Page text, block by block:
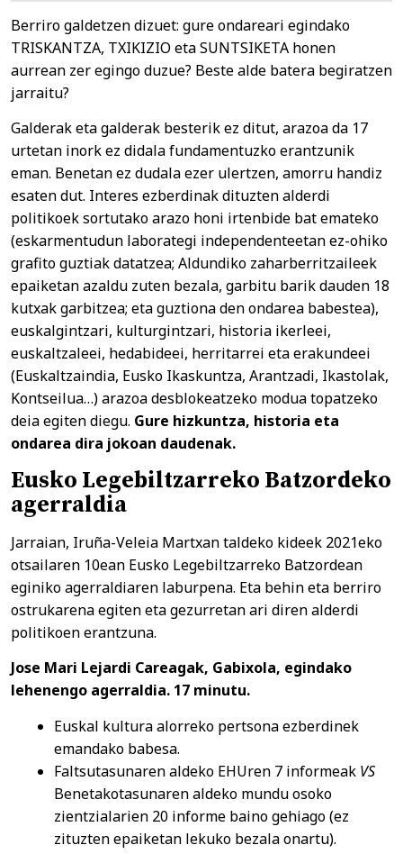
Berriro galdetzen dizuet: gure ondareari egindako
TRISKANTZA, TXIKIZIO eta SUNTSIKETA honen
aurrean zer egingo duzue? Beste alde batera begiratzen
jarraitu?
Galderak eta galderak besterik ez ditut, arazoa da 17
urtetan inork ez didala fundamentuzko erantzunik
eman. Benetan ez dudala ezer ulertzen, amorru handiz
esaten dut. Interes ezberdinak dituzten alderdi
politikoek sortutako arazo honi irtenbide bat emateko
(eskarmentudun laborategi independenteetan ez-ohiko
grafito guztiak datatzea; Aldundiko zaharberritzaileek
epaiketan azaldu zuten bezala, garbitu barik dauden 18
kutxak garbitzea; eta guztiona den ondarea babestea),
euskalgintzari, kulturgintzari, historia ikerleei,
euskaltzaleei, hedabideei, herritarrei eta erakundeei
(Euskaltzaindia, Eusko Ikaskuntza, Arantzadi, Ikastolak,
Kontseilua…) arazoa desblokeatzeko modua topatzeko
deia egiten diegu. Gure hizkuntza, historia eta
ondarea dira jokoan daudenak.
Eusko Legebiltzarreko Batzordeko
agerraldia
Jarraian, Iruña-Veleia Martxan taldeko kideek 2021eko
otsailaren 10ean Eusko Legebiltzarreko Batzordean
eginiko agerraldiaren laburpena. Eta behin eta berriro
ostrukarena egiten eta gezurretan ari diren alderdi
politikoen erantzuna.
Jose Mari Lejardi Careagak, Gabixola, egindako
lehenengo agerraldia. 17 minutu.
Euskal kultura alorreko pertsona ezberdinek
emandako babesa.
Faltsutasunaren aldeko EHUren 7 informeak VS
Benetakotasunaren aldeko mundu osoko
zientzialarien 20 informe baino gehiago (ez
zituzten epaiketan lekuko bezala onartu).